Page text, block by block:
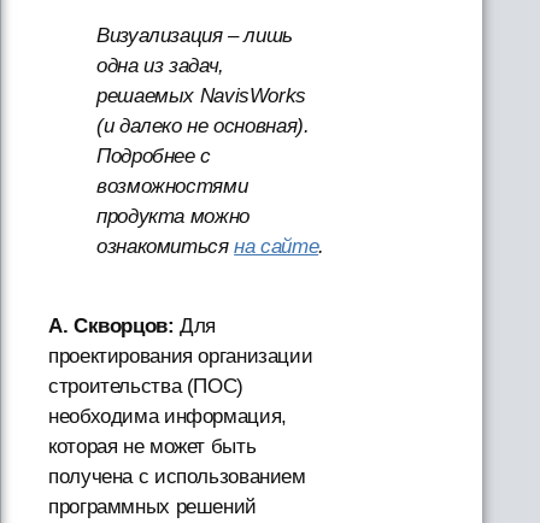
Визуализация – лишь
одна из задач,
решаемых NavisWorks
(и далеко не основная).
Подробнее с
возможностями
продукта можно
ознакомитьсяна сайте.
А. Скворцов: Для
проектирования организации
строительства (ПОС)
необходима информация,
которая не может быть
получена с использованием
программных решений